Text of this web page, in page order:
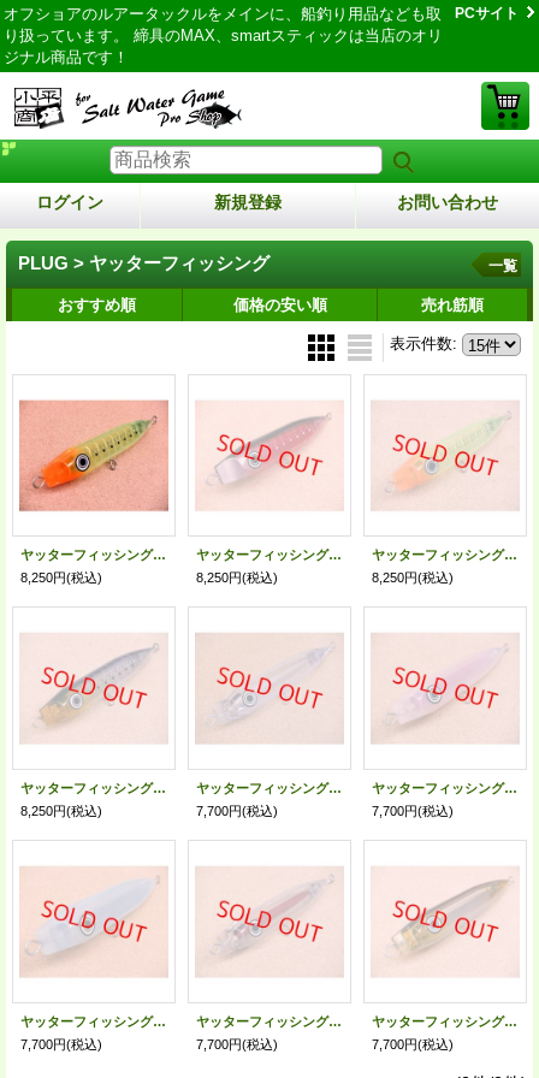
オフショアのルアータックルをメインに、船釣り用品なども取
り扱っています。 締具のMAX、smartスティックは当店のオリ
ジナル商品です！
PCサイト
ログイン 新規登録 お問い合わせ
PLUG > ヤッターフィッシング 一覧
おすすめ順 価格の安い順 売れ筋順
表示件数:
ヤッターフィッシング・ヤッターペンシル200 ヘビーウェイト リブモデル スイチョクウキ/小平商店オリジナルカラー Kイワシオレンジヘッド
8,250円(税込)
ヤッターフィッシング・ヤッターペンシル200 ヘビーウェイト リブモデル スイチョクウキ/小平商店オリジナルカラー Kイワシゾンビケイムラ
8,250円(税込)
ヤッターフィッシング・ヤッターペンシル200 リブモデル スイチョクウキ/小平商店オリジナルカラー オレンジヘッド
8,250円(税込)
ヤッターフィッシング・ヤッターペンシル200 リブモデル スイチョクウキ/イワシ
8,250円(税込)
ヤッターフィッシング・ヤッターペンシル200/ケイムラクリア
7,700円(税込)
ヤッターフィッシング・ヤッターペンシル200/ケイムラピンク(オキアミ)
7,700円(税込)
ヤッターフィッシング・ヤッターペンシル200/ケイムラグロー
7,700円(税込)
ヤッターフィッシング・ヤッターペンシル200 スイヘイウキ
7,700円(税込)
ヤッターフィッシング・ヤッターペンシル200 スイヘイウキ/コノシロ
7,700円(税込)